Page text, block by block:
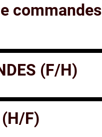
commandes
(F/H)
F)